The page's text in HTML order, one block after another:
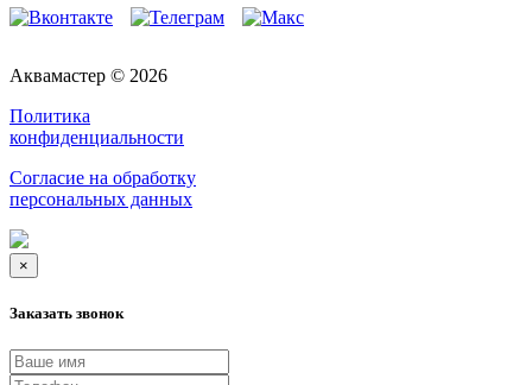
Аквамастер © 2026
Политика
конфиденциальности
Согласие на обработку
персональных данных
×
Заказать звонок